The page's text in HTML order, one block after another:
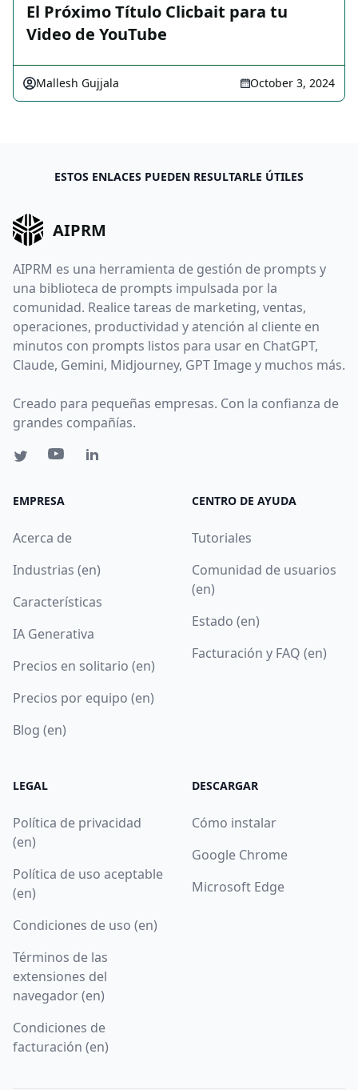
El Próximo Título Clicbait para tu
Video de YouTube
Mallesh Gujjala October 3, 2024
ESTOS ENLACES PUEDEN RESULTARLE ÚTILES
AIPRM
AIPRM es una herramienta de gestión de prompts y
una biblioteca de prompts impulsada por la
comunidad. Realice tareas de marketing, ventas,
operaciones, productividad y atención al cliente en
minutos con prompts listos para usar en ChatGPT,
Claude, Gemini, Midjourney, GPT Image y muchos más.
Creado para pequeñas empresas. Con la confianza de
grandes compañías.
EMPRESA
Acerca de
Industrias (en)
Características
IA Generativa
Precios en solitario (en)
Precios por equipo (en)
Blog (en)
CENTRO DE AYUDA
Tutoriales
Comunidad de usuarios
(en)
Estado (en)
Facturación y FAQ (en)
LEGAL
Política de privacidad
(en)
Política de uso aceptable
(en)
Condiciones de uso (en)
Términos de las
extensiones del
navegador (en)
Condiciones de
facturación (en)
DESCARGAR
Cómo instalar
Google Chrome
Microsoft Edge